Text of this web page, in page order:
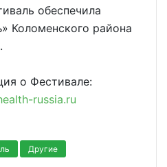
обеспечила
Коломенского района
о Фестивале:
russia.ru
Другие